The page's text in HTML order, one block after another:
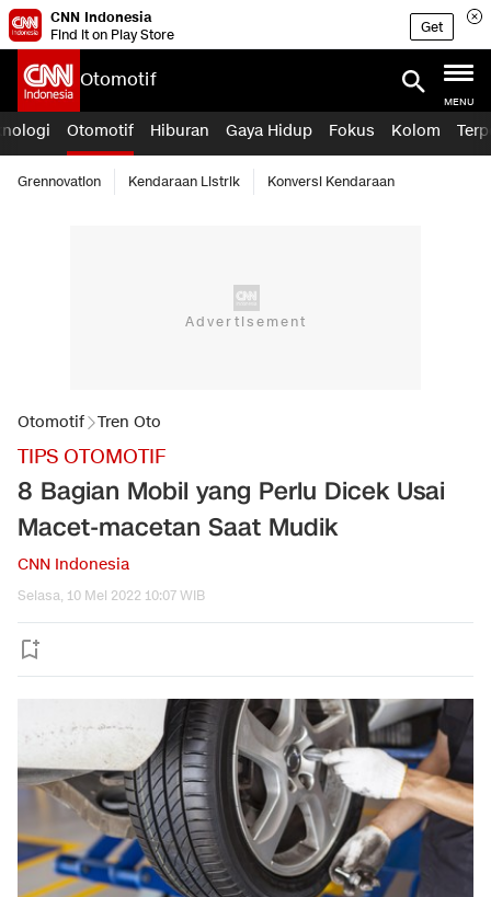
CNN Indonesia
Find it on Play Store
Get
Otomotif
MENU
Otomotif Hiburan Gaya Hidup Fokus Kolom
Grennovation Kendaraan Listrik Konversi Kendaraan
Otomotif Tren Oto
TIPS OTOMOTIF
8 Bagian Mobil yang Perlu Dicek Usai
Macet-macetan Saat Mudik
CNN Indonesia
Selasa, 10 Mei 2022 10:07 WIB